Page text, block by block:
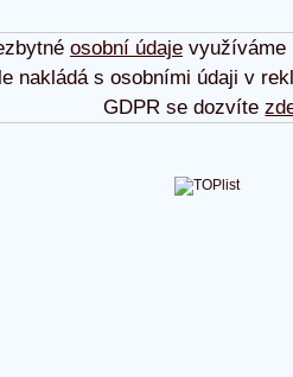
osobní údajevyužíváme
nakládá s osobními údaji v
GDPR se dozvíte